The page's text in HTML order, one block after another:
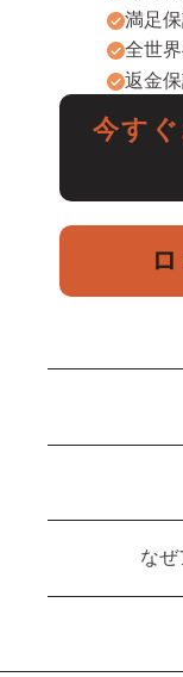
満足
全世
返金
今す
なぜ